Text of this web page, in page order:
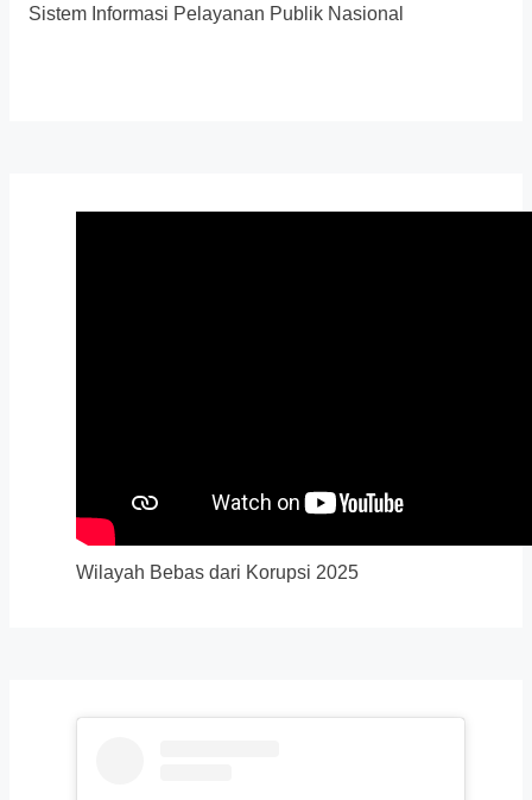
Sistem Informasi Pelayanan Publik Nasional
Wilayah Bebas dari Korupsi 2025